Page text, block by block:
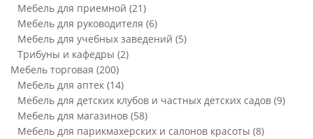
Мебель для приемной (21)
Мебель для руководителя (6)
Мебель для учебных заведений (5)
Трибуны и кафедры (2)
Мебель торговая (200)
Мебель для аптек (14)
Мебель для детских клубов и частных детских садов (9)
Мебель для магазинов (58)
Мебель для парикмахерских и салонов красоты (8)